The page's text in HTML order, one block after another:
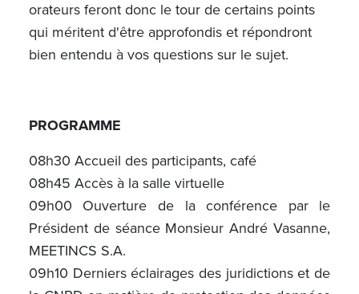
orateurs feront donc le tour de certains points
qui méritent d'être approfondis et répondront
bien entendu à vos questions sur le sujet.
PROGRAMME
08h30 Accueil des participants, café
08h45 Accès à la salle virtuelle
09h00 Ouverture de la conférence par le
Président de séance Monsieur André Vasanne,
MEETINCS S.A.
09h10 Derniers éclairages des juridictions et de